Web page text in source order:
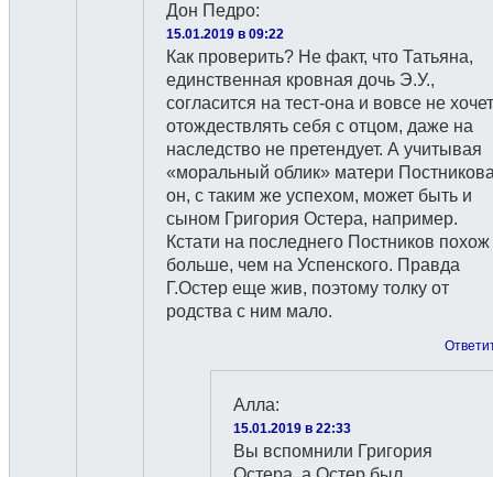
Дон Педро:
15.01.2019 в 09:22
Как проверить? Не факт, что Татьяна,
единственная кровная дочь Э.У.,
согласится на тест-она и вовсе не хочет
отождествлять себя с отцом, даже на
наследство не претендует. А учитывая
«моральный облик» матери
он, с таким же успехом, может быть и
сыном Григория Остера, например.
Кстати на последнего Постников похож
больше, чем на Успенского. Правда
Г.Остер еще жив, поэтому толку от
родства с ним мало.
Алла:
15.01.2019 в 22:33
Вы вспомнили Григория